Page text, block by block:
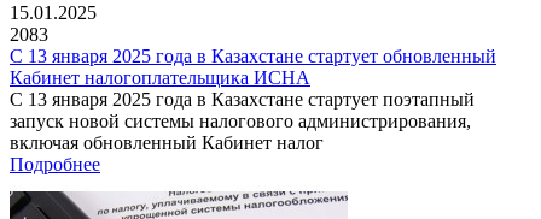
15.01.2025
2083
С 13 января 2025 года в Казахстане стартует обновленный
Кабинет налогоплательщика ИСНА
С 13 января 2025 года в Казахстане стартует поэтапный
запуск новой системы налогового администрирования,
включая обновленный Кабинет налог
Подробнее